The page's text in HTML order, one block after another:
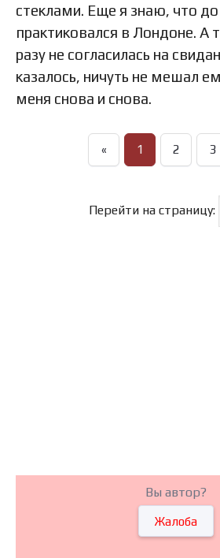
стеклами. Еще я знаю, что
практиковался в Лондоне. А
разу не согласилась на
казалось, ничуть не мешал
меня снова и снова.
« 1 2 3
Перейти на страницу:
Вы автор?
Жалоба